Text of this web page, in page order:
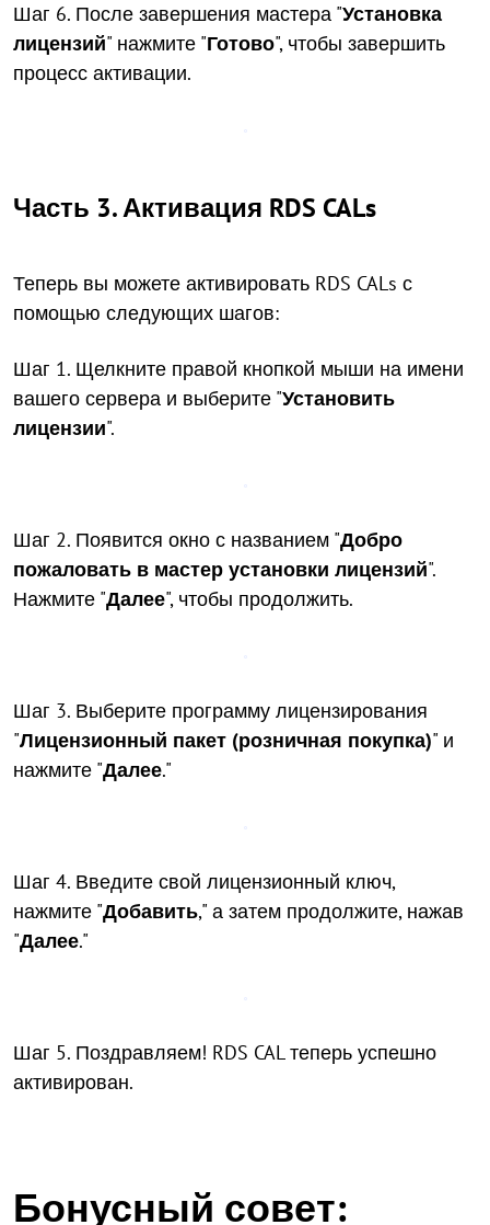
Шаг 6. После завершения мастера "Установка
лицензий" нажмите "Готово", чтобы завершить
процесс активации.
Часть 3. Активация RDS CALs
Теперь вы можете активировать RDS CALs с
помощью следующих шагов:
Шаг 1. Щелкните правой кнопкой мыши на имени
вашего сервера и выберите "Установить
лицензии".
Шаг 2. Появится окно с названием "Добро
пожаловать в мастер установки лицензий".
Нажмите "Далее", чтобы продолжить.
Шаг 3. Выберите программу лицензирования
"Лицензионный пакет (розничная покупка)" и
нажмите "Далее."
Шаг 4. Введите свой лицензионный ключ,
нажмите "Добавить," а затем продолжите, нажав
"Далее."
Шаг 5. Поздравляем! RDS CAL теперь успешно
активирован.
Бонусный совет: